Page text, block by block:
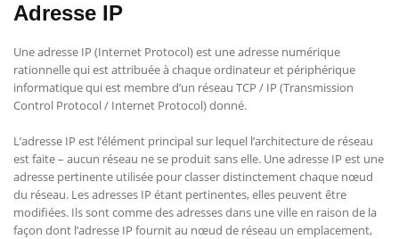
Adresse IP
Une adresse IP (Internet Protocol) est une adresse numérique
rationnelle qui est attribuée à chaque ordinateur et périphérique
informatique qui est membre d’un réseau TCP / IP (Transmission
Control Protocol / Internet Protocol) donné.
L’adresse IP est l’élément principal sur lequel l’architecture de réseau
est faite – aucun réseau ne se produit sans elle. Une adresse IP est une
adresse pertinente utilisée pour classer distinctement chaque nœud
du réseau. Les adresses IP étant pertinentes, elles peuvent être
modifiées. Ils sont comme des adresses dans une ville en raison de la
façon dont l’adresse IP fournit au nœud de réseau un emplacement,